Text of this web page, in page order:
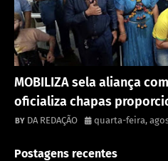
MOBILIZA sela aliança
oficializa chapas
DA REDAÇÃO quarta-feira,
Postagens recentes